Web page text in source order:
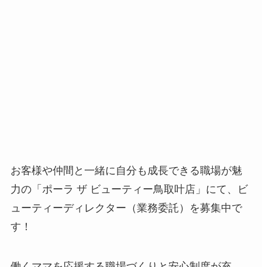
お客様や仲間と一緒に自分も成長できる職場が魅
力の「ポーラ ザ ビューティー鳥取叶店」にて、ビ
ューティーディレクター（業務委託）を募集中で
す！